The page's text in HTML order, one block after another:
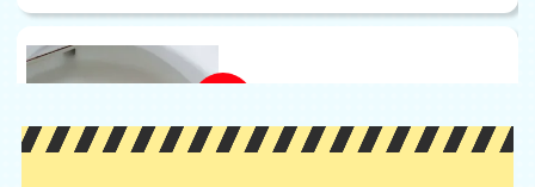
EB
限
合計 2,200円〜